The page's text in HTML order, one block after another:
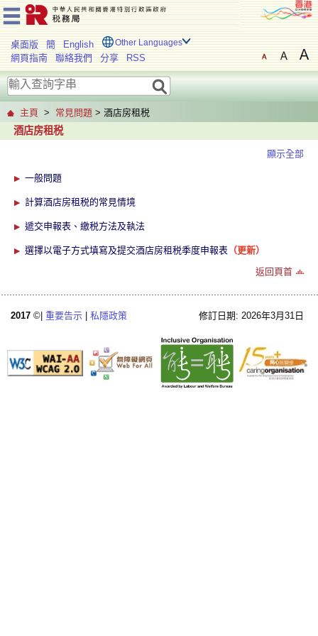
桌面版 簡 English Other Languages
網頁指南 聯絡我們 分享 RSS
主頁 > 常見問題 > 酒店房租税
酒店房租税
顯示全部
一般問題
計算酒店房租税的常見情境
遞交申報表、繳税方法及執法
選擇以電子方式填寫及提交酒店房租税季度申報表 （更新）
返回頁首
2017 ©| 重要告示 私隱政策 修訂日期: 2026年3月31日